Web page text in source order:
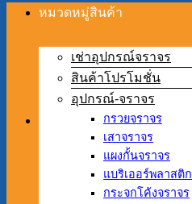
หมวดหมู่สินค้า
เช่าอุปกรณ์จราจร
สินค้าโปรโมชั่น
อุปกรณ์-จราจร
กรวยจราจร
เสาจราจร
แผงกั้นจราจร
แบริเออร์พลาสติก
กระจกโค้งจราจร